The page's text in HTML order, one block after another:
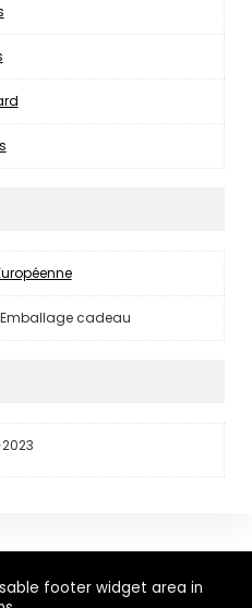
cadeau
footer widget area in